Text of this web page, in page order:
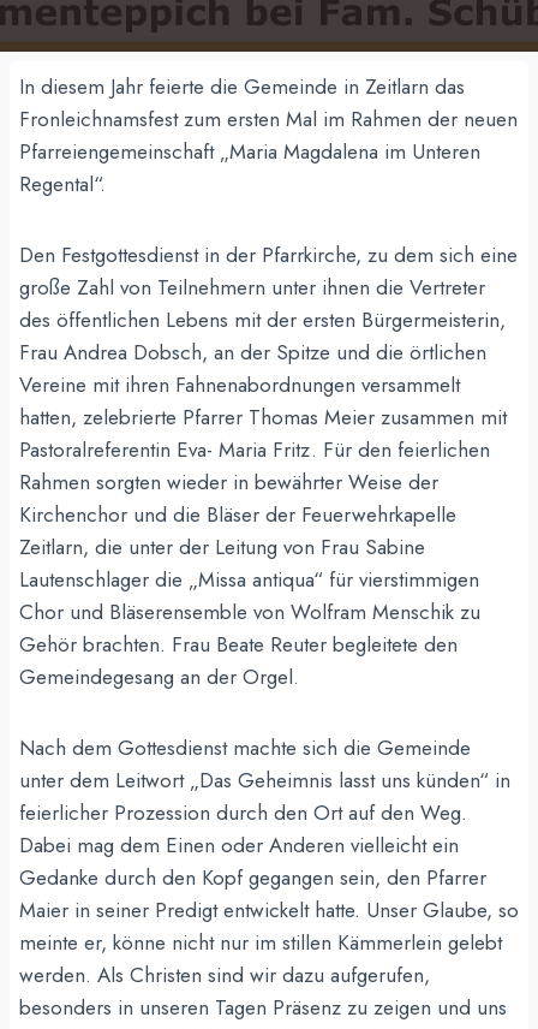
In diesem Jahr feierte die Gemeinde in Zeitlarn das
Fronleichnamsfest zum ersten Mal im Rahmen der neuen
Pfarreiengemeinschaft „Maria Magdalena im Unteren
Regental“.
Den Festgottesdienst in der Pfarrkirche, zu dem sich eine
große Zahl von Teilnehmern unter ihnen die Vertreter
des öffentlichen Lebens mit der ersten Bürgermeisterin,
Frau Andrea Dobsch, an der Spitze und die örtlichen
Vereine mit ihren Fahnenabordnungen versammelt
hatten, zelebrierte Pfarrer Thomas Meier zusammen mit
Pastoralreferentin Eva- Maria Fritz. Für den feierlichen
Rahmen sorgten wieder in bewährter Weise der
Kirchenchor und die Bläser der Feuerwehrkapelle
Zeitlarn, die unter der Leitung von Frau Sabine
Lautenschlager die „Missa antiqua“ für vierstimmigen
Chor und Bläserensemble von Wolfram Menschik zu
Gehör brachten. Frau Beate Reuter begleitete den
Gemeindegesang an der Orgel.
Nach dem Gottesdienst machte sich die Gemeinde
unter dem Leitwort „Das Geheimnis lasst uns künden“ in
feierlicher Prozession durch den Ort auf den Weg.
Dabei mag dem Einen oder Anderen vielleicht ein
Gedanke durch den Kopf gegangen sein, den Pfarrer
Maier in seiner Predigt entwickelt hatte. Unser Glaube, so
meinte er, könne nicht nur im stillen Kämmerlein gelebt
werden. Als Christen sind wir dazu aufgerufen,
besonders in unseren Tagen Präsenz zu zeigen und uns